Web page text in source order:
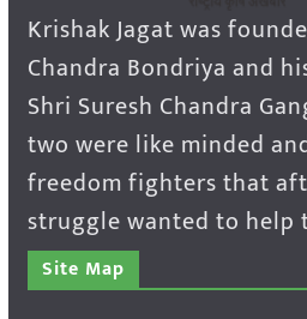
Krishak Jagat was
Chandra Bondriya and
Shri Suresh Chandra
two were like minded
freedom fighters that
struggle wanted to help
Site Map